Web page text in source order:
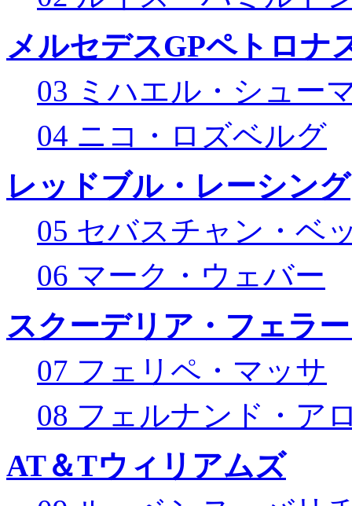
メルセデスGPペトロナ
03 ミハエル・シュー
04 ニコ・ロズベルグ
レッドブル・レーシング
05 セバスチャン・ベ
06 マーク・ウェバー
スクーデリア・フェラ
07 フェリペ・マッサ
08 フェルナンド・ア
AT＆Tウィリアムズ